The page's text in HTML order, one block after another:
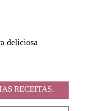
deliciosa
RECEITAS.